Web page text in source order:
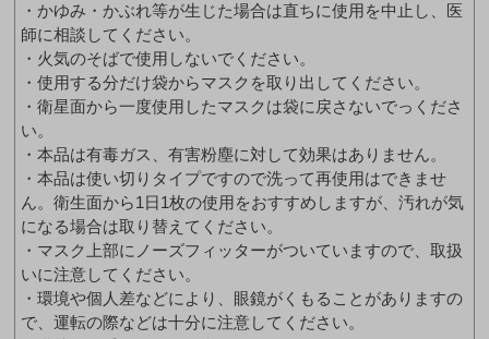
・かゆみ・かぶれ等が生じた場合は直ちに使用を中止し、医
師に相談してください。
・火気のそばで使用しないでください。
・使用する分だけ袋からマスクを取り出してください。
・衛星面から一度使用したマスクは袋に戻さないでっくださ
い。
・本品は有毒ガス、有害粉塵に対して効果はありません。
・本品は使い切りタイプですので洗って再使用はできませ
ん。衛生面から1日1枚の使用をおすすめしますが、汚れが気
になる場合は取り替えてください。
・マスク上部にノーズフィッターがついていますので、取扱
いに注意してください。
・環境や個人差などにより、眼鏡がくもることがありますの
で、運転の際などは十分に注意してください。